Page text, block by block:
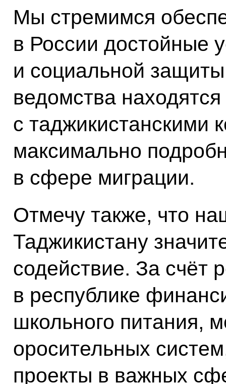
Мы стремимся
в России достойные
и социальной
ведомства
с таджикистанскими
максимально
в сфере миграции.
Отмечу также, что
Таджикистану
содействие. За счёт
в республике
школьного питания,
оросительных
проекты в важных